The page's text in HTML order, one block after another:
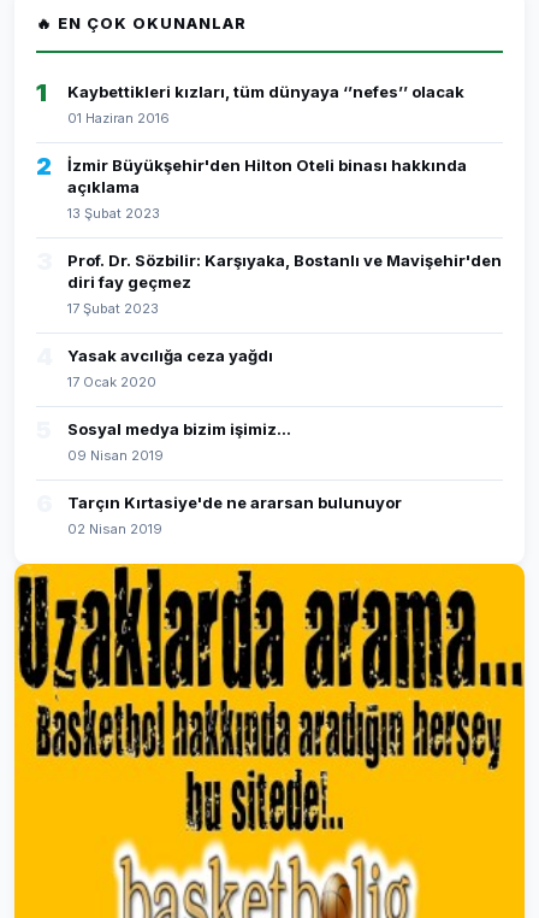
🔥 EN ÇOK OKUNANLAR
1 Kaybettikleri kızları, tüm dünyaya ‘’nefes’’ olacak
01 Haziran 2016
2
İzmir Büyükşehir'den Hilton Oteli binası hakkında
açıklama
13 Şubat 2023
Prof. Dr. Sözbilir: Karşıyaka, Bostanlı ve Mavişehir'den
diri fay geçmez
17 Şubat 2023
Yasak avcılığa ceza yağdı
17 Ocak 2020
Sosyal medya bizim işimiz...
09 Nisan 2019
Tarçın Kırtasiye'de ne ararsan bulunuyor
02 Nisan 2019